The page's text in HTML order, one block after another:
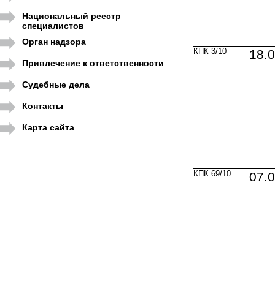
Национальный реестр
специалистов
Орган надзора
Привлечение к ответственности
Судебные дела
Контакты
Карта сайта
КПК 3/10
КПК 69/10